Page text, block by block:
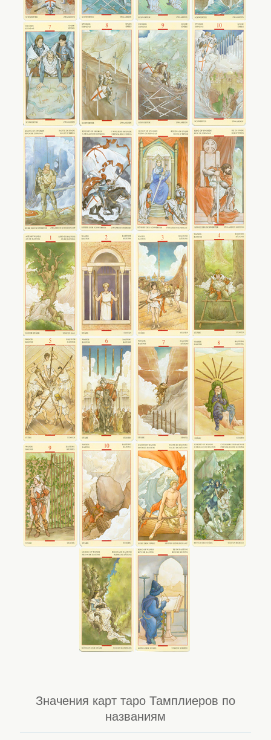
Значения карт таро Тамплиеров по
названиям